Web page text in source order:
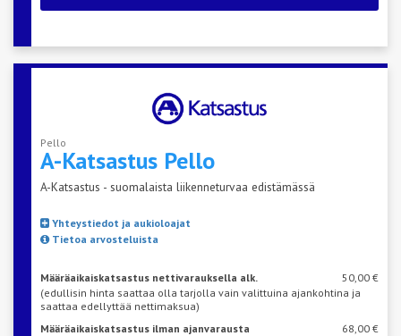
Pello
A-Katsastus Pello
A-Katsastus - suomalaista liikenneturvaa edistämässä
Yhteystiedot ja aukioloajat
Tietoa arvosteluista
Määräaikaiskatsastus nettivarauksella alk.
50,00 €
(edullisin hinta saattaa olla tarjolla vain valittuina ajankohtina ja
saattaa edellyttää nettimaksua)
Määräaikaiskatsastus ilman ajanvarausta
68,00 €